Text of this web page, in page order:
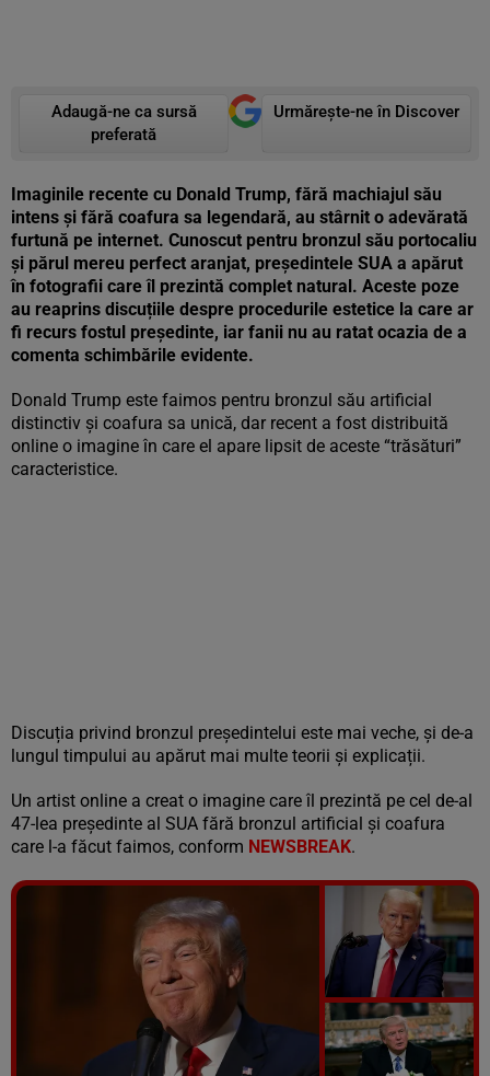
Adaugă-ne ca sursă
preferată
Urmărește-ne în Discover
Imaginile recente cu Donald Trump, fără machiajul său
intens și fără coafura sa legendară, au stârnit o adevărată
furtună pe internet. Cunoscut pentru bronzul său portocaliu
și părul mereu perfect aranjat, președintele SUA a apărut
în fotografii care îl prezintă complet natural. Aceste poze
au reaprins discuțiile despre procedurile estetice la care ar
fi recurs fostul președinte, iar fanii nu au ratat ocazia de a
comenta schimbările evidente.
Donald Trump este faimos pentru bronzul său artificial
distinctiv și coafura sa unică, dar recent a fost distribuită
online o imagine în care el apare lipsit de aceste “trăsături”
caracteristice.
Discuția privind bronzul președintelui este mai veche, și de-a
lungul timpului au apărut mai multe teorii și explicații.
Un artist online a creat o imagine care îl prezintă pe cel de-al
47-lea președinte al SUA fără bronzul artificial și coafura
care l-a făcut faimos, conform NEWSBREAK.